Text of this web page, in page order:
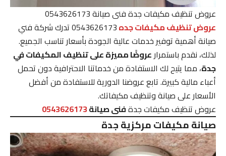
عروض تنظيف مكيفات جدة فنى صيانة 0543626173
عروض تنظيف مكيفات جده
0543626173 تدرك شركة فني
صيانة أهمية توفير خدمات عالية الجودة بأسعار تناسب الجميع.
لذلك، نقدم باستمرار عروضًا مميزة على تنظيف المكيفات في
جدة، مما يتيح لك الاستفادة من خدماتنا الاحترافية دون تحمل
أعباء مالية كبيرة. تابع عروضنا الدورية للاستفادة من أفضل
الأسعار على صيانة وتنظيف مكيفاتك.
عروض تنظيف مكيفات جدةفنى صيانة0543626173
صيانة مكيفات مركزية جدة